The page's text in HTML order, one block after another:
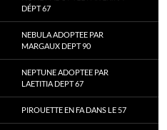
DÉPT 67
NEBULA ADOPTEE PAR
MARGAUX DEPT 90
NEPTUNE ADOPTEE PAR
LAETITIA DEPT 67
PIROUETTE EN FA DANS LE 57